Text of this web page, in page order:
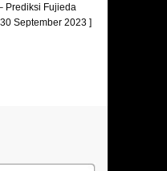
Prediksi Fujieda
September 2023 ]